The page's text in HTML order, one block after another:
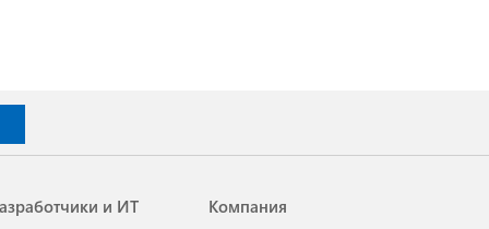
и ИТ Компания